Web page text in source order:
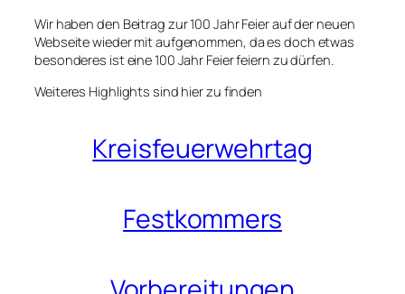
Wir haben den Beitrag zur 100 Jahr Feier auf der neuen
Webseite wieder mit aufgenommen, da es doch etwas
besonderes ist eine 100 Jahr Feier feiern zu dürfen.
Weiteres Highlights sind hier zu finden
Kreisfeuerwehrtag
Festkommers